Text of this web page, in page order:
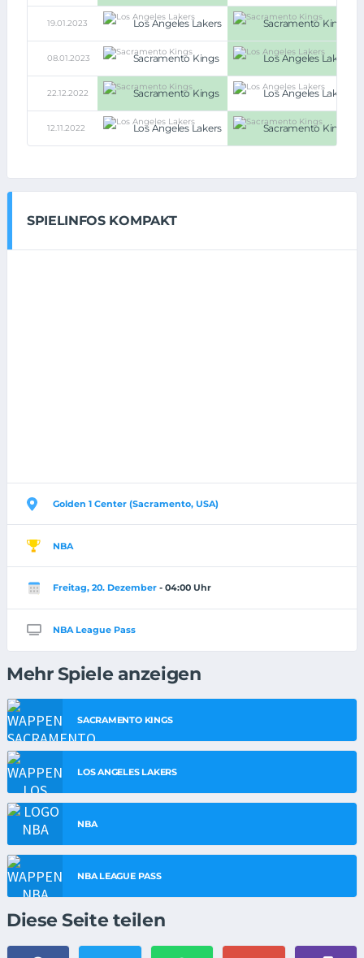
19.01.2023 Los Angeles Lakers Sacramento Kings
08.01.2023 Sacramento Kings Los Angeles Lakers
22.12.2022 Sacramento Kings Los Angeles Lakers
12.11.2022 Los Angeles Lakers Sacramento Kings
SPIELINFOS KOMPAKT
Golden 1 Center (Sacramento, USA)
NBA
Freitag, 20. Dezember - 04:00 Uhr
NBA League Pass
Mehr Spiele anzeigen
SACRAMENTO KINGS
LOS ANGELES LAKERS
NBA
NBA LEAGUE PASS
Diese Seite teilen